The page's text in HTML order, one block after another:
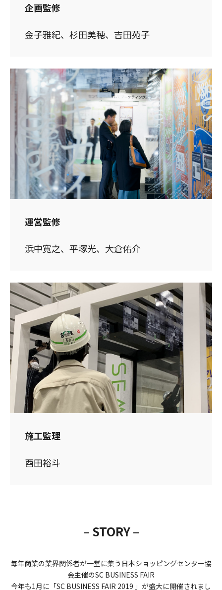
企画監修
金子雅紀、杉田美穂、吉田苑子
運営監修
浜中寛之、平塚光、大倉佑介
施工監理
酉田裕斗
– STORY –
毎年商業の業界関係者が一堂に集う日本ショッピングセンター協
会主催のSC BUSINESS FAIR
今年も1月に「SC BUSINESS FAIR 2019 」が盛大に開催されまし